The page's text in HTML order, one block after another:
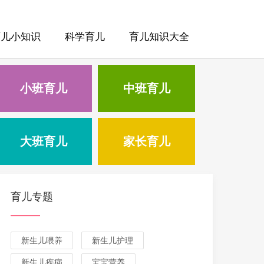
小知识 科学育儿 育儿知识大全
小班育儿 中班育儿
大班育儿 家长育儿
育儿专题
新生儿喂养 新生儿护理